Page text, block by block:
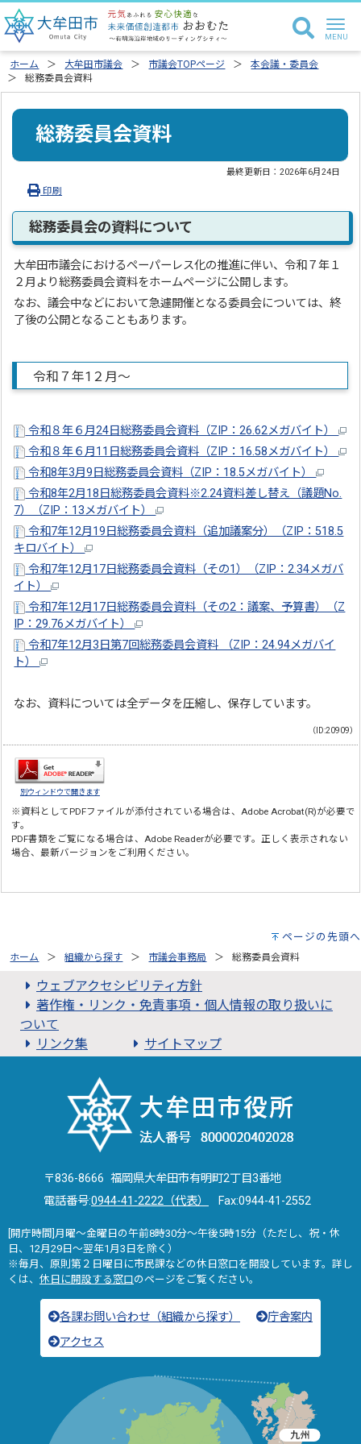
ホーム 大牟田市議会 市議会TOPページ
本会議・委員会
総務委員会資料
総務委員会資料
最終更新日：2026年6月24日
印刷
総務委員会の資料について
大牟田市議会におけるペーパーレス化の推進に伴い、令和７年１
２月より総務委員会資料をホームページに公開します。
なお、議会中などにおいて急遽開催となる委員会については、終
了後の公開となることもあります。
令和７年1２月～
令和８年６月24日総務委員会資料（ZIP：26.62メガバイト）
令和８年６月11日総務委員会資料（ZIP：16.58メガバイト）
令和8年3月9日総務委員会資料（ZIP：18.5メガバイト）
令和8年2月18日総務委員会資料※2.24資料差し替え（議題No.
7）（ZIP：13メガバイト）
令和7年12月19日総務委員会資料（追加議案分）（ZIP：518.5
キロバイト）
令和7年12月17日総務委員会資料（その1）（ZIP：2.34メガバ
イト）
令和7年12月17日総務委員会資料（その2：議案、予算書）（Z
IP：29.76メガバイト）
令和7年12月3日第7回総務委員会資料 （ZIP：24.94メガバイ
ト）
なお、資料については全データを圧縮し、保存しています。
（ID:20909）
別ウィンドウで開きます
※資料としてPDFファイルが添付されている場合は、Adobe Acrobat(R)が必要で
す。
PDF書類をご覧になる場合は、Adobe Readerが必要です。正しく表示されない
場合、最新バージョンをご利用ください。
ページの先頭へ
ホーム 組織から探す 市議会事務局 総務委員会資料
ウェブアクセシビリティ方針
著作権・リンク・免責事項・個人情報の取り扱いに
ついて
リンク集
サイトマップ
〒836-8666 福岡県大牟田市有明町2丁目3番地
電話番号:0944-41-2222（代表） Fax:0944-41-2552
[開庁時間]月曜～金曜日の午前8時30分～午後5時15分（ただし、祝・休
日、12月29日～翌年1月3日を除く）
※毎月、原則第２日曜日に市民課などの休日窓口を開設しています。詳し
くは、 休日に開設する窓口のページをご覧ください。
各課お問い合わせ（組織から探す）
庁舎案内
アクセス